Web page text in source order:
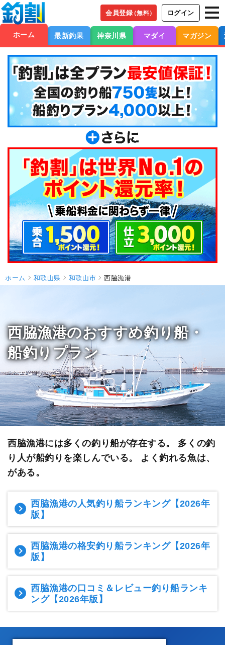
会員登録（無料） ログイン
ホーム 最新釣果 神奈川県 マダイ マガジン
ホーム 和歌山県 和歌山市 西脇漁港
西脇漁港のおすすめ釣り船・
船釣りプラン
西脇漁港には多くの釣り船が存在する。 多くの釣
り人が船釣りを楽しんでいる。 よく釣れる魚は、
がある。
西脇漁港の人気釣り船ランキング【2026年
版】
西脇漁港の格安釣り船ランキング【2026年
版】
西脇漁港の口コミ＆レビュー釣り船ランキ
ング【2026年版】